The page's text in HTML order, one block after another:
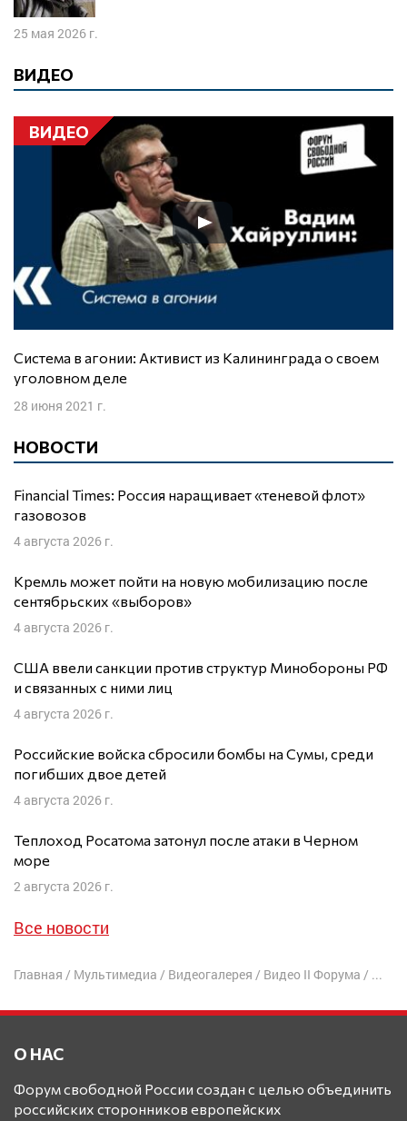
25 мая 2026 г.
ВИДЕО
ВИДЕО
Система в агонии: Активист из Калининграда о своем
уголовном деле
28 июня 2021 г.
НОВОСТИ
Financial Times: Россия наращивает «теневой флот»
газовозов
4 августа 2026 г.
Кремль может пойти на новую мобилизацию после
сентябрьских «выборов»
4 августа 2026 г.
США ввели санкции против структур Минобороны РФ
и связанных с ними лиц
4 августа 2026 г.
Российские войска сбросили бомбы на Сумы, среди
погибших двое детей
4 августа 2026 г.
Теплоход Росатома затонул после атаки в Черном
море
2 августа 2026 г.
Все новости
Главная / Мультимедиа / Видеогалерея / Видео II Форума /
О НАС
Форум свободной России создан с целью объединить
российских сторонников европейских